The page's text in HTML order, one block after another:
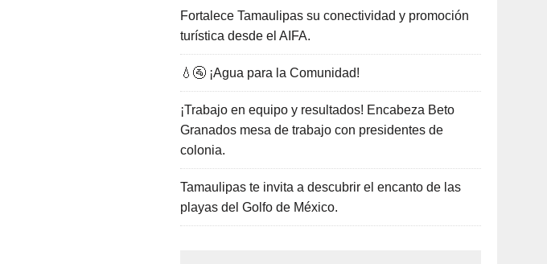
Fortalece Tamaulipas su conectividad y promoción
turística desde el AIFA.
💧🚰 ¡Agua para la Comunidad!
¡Trabajo en equipo y resultados! Encabeza Beto
Granados mesa de trabajo con presidentes de
colonia.
Tamaulipas te invita a descubrir el encanto de las
playas del Golfo de México.